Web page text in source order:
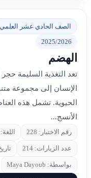
الصف الحادي عشر العلمي
2025/2026
الهضم
تعد التغذية السليمة
الإنسان إلى مجموعة
الحيوية. تشمل هذه
الأنسج...
رقم الاختبار: 228
عدد الزيارات: 214 تاريخ
بواسطة: Maya Dayoub